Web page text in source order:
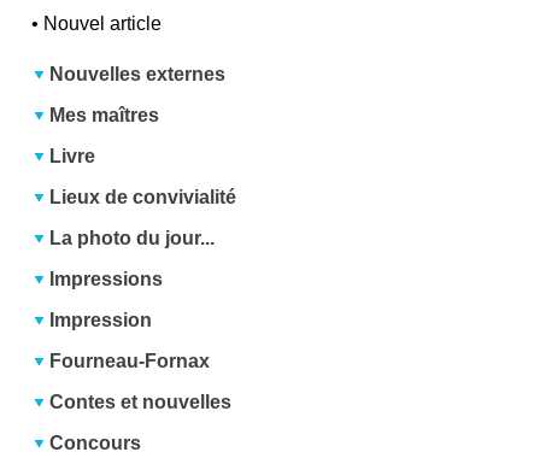
• Nouvel article
Nouvelles externes
Mes maîtres
Livre
Lieux de convivialité
La photo du jour...
Impressions
Impression
Fourneau-Fornax
Contes et nouvelles
Concours